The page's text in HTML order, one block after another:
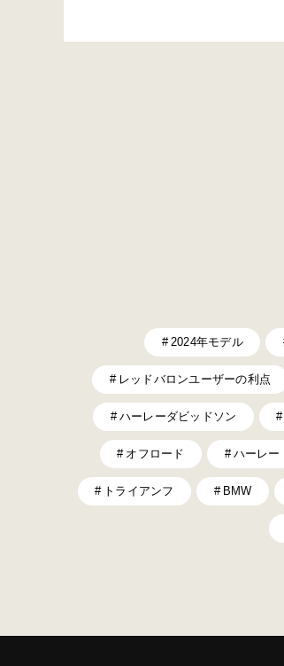
2024年モデル
レッドバロンユーザーの利点
ハーレーダビッドソン
オフロード ハーレー
トライアンフ BMW